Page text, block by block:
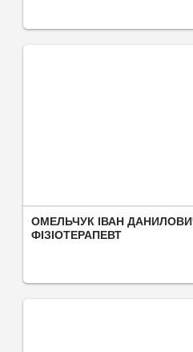
ОМЕЛЬЧУК ІВАН
ФІЗІОТЕРАПЕВТ